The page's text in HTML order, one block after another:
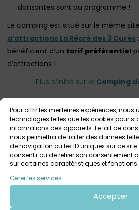
Pour offrir les meilleures expériences, nous
technologies telles que les cookies pour
informations des appareils. Le fait de
nous permettra de traiter des données
de navigation ou les ID uniques sur ce
consentir ou de retirer son consentement
sur certaines caractéristiques et fonctions.
Gérer les services
Accepter
dansantes sont au programme !
Le camping est situé sur le même
d’attractions La Récré des 3 Curés
bénéficient d’un tarif préférentiel
d’attractions !
Plus d’infos sur le Camping
Votre avis
Camping la